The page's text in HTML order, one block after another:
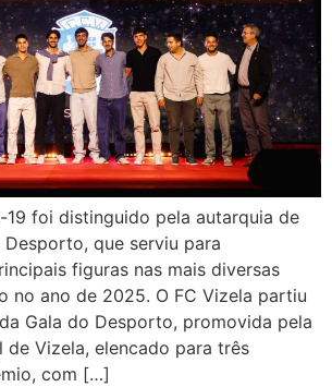
19 foi distinguido pela autarquia de
que serviu para
figuras nas mais diversas
no ano de 2025. O FC Vizela partiu
Gala do Desporto, promovida pela
de Vizela, elencado para três
com […]